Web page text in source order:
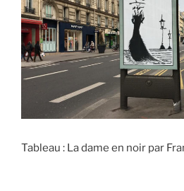
Tableau : La dame en noir par